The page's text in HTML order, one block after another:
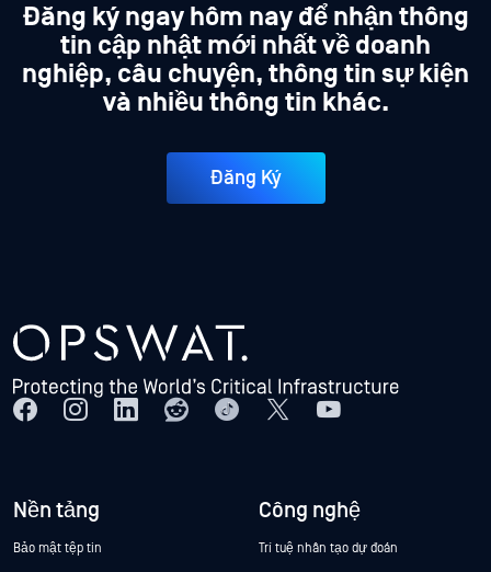
Đăng ký ngay hôm nay để nhận thông
tin cập nhật mới nhất về doanh
nghiệp, câu chuyện, thông tin sự kiện
và nhiều thông tin khác.
Đăng Ký
Nền tảng
Bảo mật tệp tin
Công nghệ
Trí tuệ nhân tạo dự đoán